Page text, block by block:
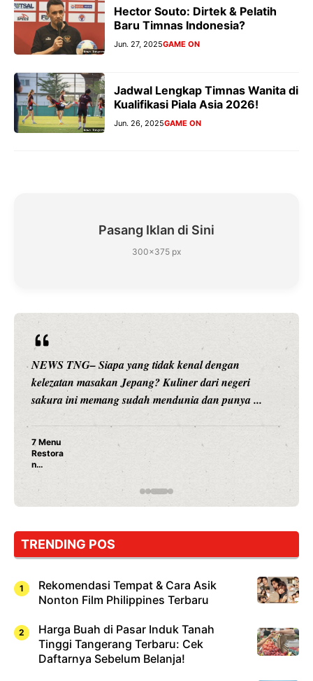
Hector Souto: Dirtek & Pelatih
Baru Timnas Indonesia?
Jun. 27, 2025GAME ON
Jadwal Lengkap Timnas Wanita di
Kualifikasi Piala Asia 2026!
Jun. 26, 2025GAME ON
Pasang Iklan di Sini
300×375 px
NEWS TNG– Siapa yang tidak kenal dengan
kelezatan masakan Jepang? Kuliner dari negeri
sakura ini memang sudah mendunia dan punya ...
7 Menu
Restora
n
Jepang
yang
Dicoba,
Cuma
Sushi!
TRENDING POS
Rekomendasi Tempat & Cara Asik
Nonton Film Philippines Terbaru
Harga Buah di Pasar Induk Tanah
Tinggi Tangerang Terbaru: Cek
Daftarnya Sebelum Belanja!